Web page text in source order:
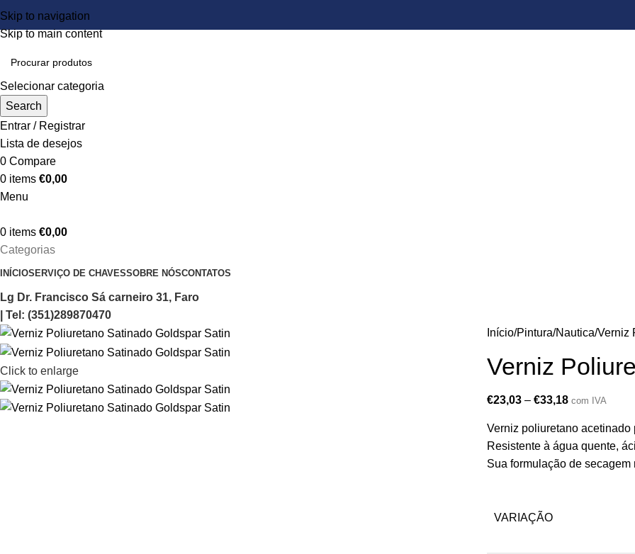
Skip to navigation
Skip to main content
Selecionar categoria
Search
Entrar / Registrar
Lista de desejos
0 Compare
0 items €0,00
Menu
0 items €0,00
Categorias
INÍCIOSERVIÇO DE CHAVESSOBRE NÓSCONTATOS
Lg Dr. Francisco Sá carneiro 31, Faro
| Tel: (351)289870470
Click to enlarge
Início Pintura Nautica Verniz
Verniz
€23,03 – €33,18 com IVA
Verniz poliuretano acetinado
Resistente à água quente,
Sua formulação de
VARIAÇÃO